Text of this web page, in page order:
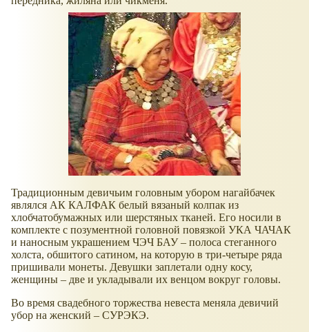
Традиционным девичьим головным убором нагайбачек
являлся АК КАЛФАК белый вязаный колпак из
хлобчатобумажных или шерстяных тканей. Его носили в
комплекте с позументной головной повязкой УКА ЧАЧАК
и наносным украшением ЧЭЧ БАУ – полоса стеганного
холста, обшитого сатином, на которую в три-четыре ряда
пришивали монеты. Девушки заплетали одну косу,
женщины – две и укладывали их венцом вокруг головы.
Во время свадебного торжества невеста меняла девичий
убор на женский – СУРЭКЭ.